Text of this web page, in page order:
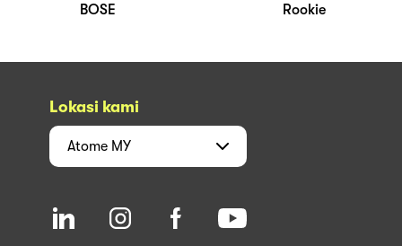
BOSE Rookie
Lokasi kami
Atome MY